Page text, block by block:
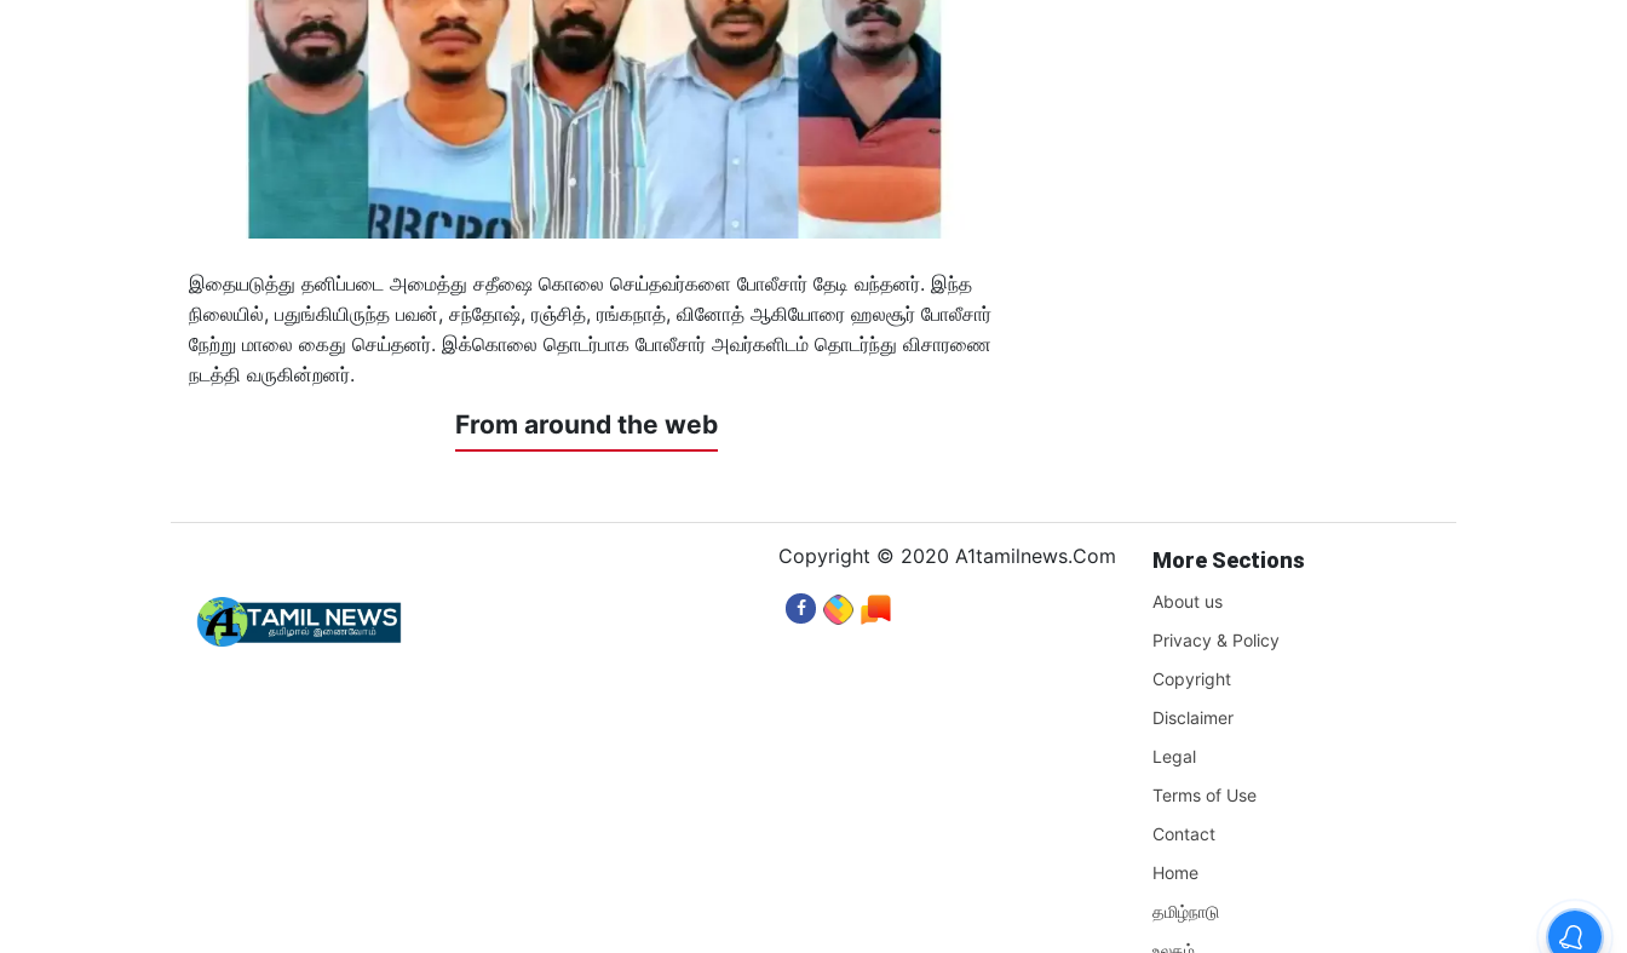
இதையடுத்து தனிப்படை அமைத்து சதீஷை கொலை செய்தவர்களை போலீசார் தேடி வந்தனர். இந்த
நிலையில், பதுங்கியிருந்த பவன், சந்தோஷ், ரஞ்சித், ரங்கநாத், வினோத் ஆகியோரை ஹலசூர் போலீசார்
நேற்று மாலை கைது செய்தனர். இக்கொலை தொடர்பாக போலீசார் அவர்களிடம் தொடர்ந்து விசாரணை
நடத்தி வருகின்றனர்.
From around the web
Copyright © 2020 A1tamilnews.Com More Sections
About us
Privacy & Policy
Copyright
Disclaimer
Legal
Terms of Use
Contact
Home
தமிழ்நாடு